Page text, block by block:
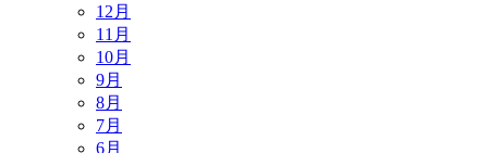
12月
11月
10月
9月
8月
7月
6月